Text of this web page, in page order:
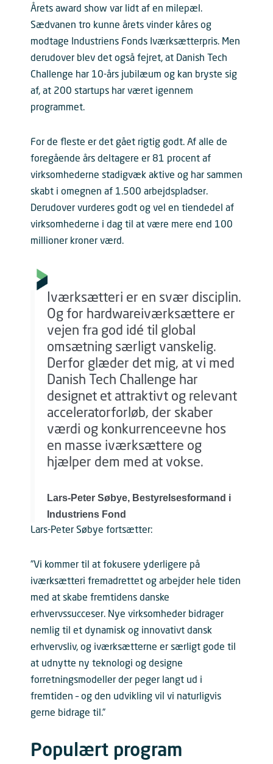
Årets award show var lidt af en milepæl.
Sædvanen tro kunne årets vinder kåres og
modtage Industriens Fonds Iværksætterpris. Men
derudover blev det også fejret, at Danish Tech
Challenge har 10-års jubilæum og kan bryste sig
af, at 200 startups har været igennem
programmet.
For de fleste er det gået rigtig godt. Af alle de
foregående års deltagere er 81 procent af
virksomhederne stadigvæk aktive og har sammen
skabt i omegnen af 1.500 arbejdspladser.
Derudover vurderes godt og vel en tiendedel af
virksomhederne i dag til at være mere end 100
millioner kroner værd.
Iværksætteri er en svær disciplin.
Og for hardwareiværksættere er
vejen fra god idé til global
omsætning særligt vanskelig.
Derfor glæder det mig, at vi med
Danish Tech Challenge har
designet et attraktivt og relevant
acceleratorforløb, der skaber
værdi og konkurrenceevne hos
en masse iværksættere og
hjælper dem med at vokse.
Lars-Peter Søbye, Bestyrelsesformand i
Industriens Fond
Lars-Peter Søbye fortsætter:
”Vi kommer til at fokusere yderligere på
iværksætteri fremadrettet og arbejder hele tiden
med at skabe fremtidens danske
erhvervssucceser. Nye virksomheder bidrager
nemlig til et dynamisk og innovativt dansk
erhvervsliv, og iværksætterne er særligt gode til
at udnytte ny teknologi og designe
forretningsmodeller der peger langt ud i
fremtiden – og den udvikling vil vi naturligvis
gerne bidrage til.”
Populært program